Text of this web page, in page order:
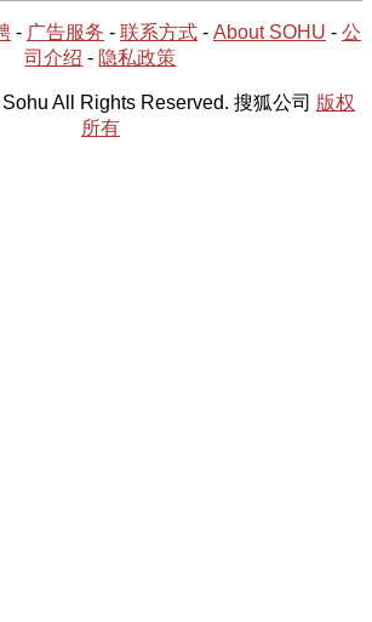
- 广告服务 - 联系方式 - About SOHU - 公
司介绍 - 隐私政策
All Rights Reserved. 搜狐公司 版权
所有